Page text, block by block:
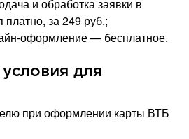
и обработка заявки в
платно, за 249 руб.;
оформление — бесплатное.
для
при оформлении карты ВТБ